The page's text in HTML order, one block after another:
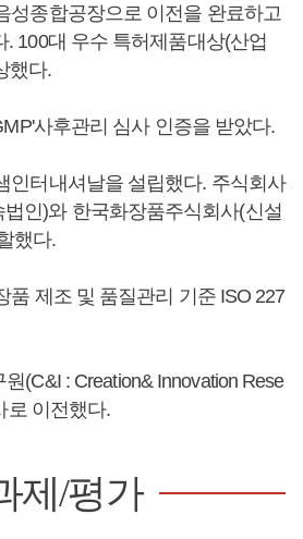
성종합공장으로 이전을 완료하고
100대 우수 특허제품대상(산업
했다.
사후관리 심사 인증을 받았다.
인터내셔날을 설립했다. 주식회사
인)와 한국화장품주식회사(신설
했다.
품 제조 및 품질관리 기준 ISO 227
(C&I : Creation& Innovation Rese
로 이전했다.
제/평가